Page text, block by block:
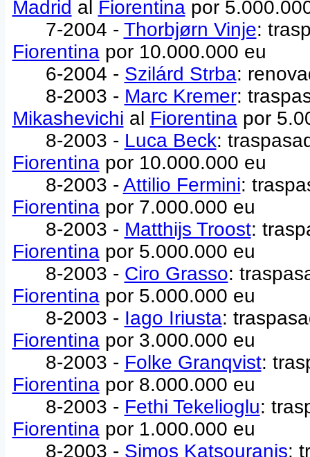
Madrid al Fiorentinapor
7-2004 - Thorbjørn Vinje:
Fiorentinapor 10.000.000 eu
6-2004 - Szilárd Strba:
8-2003 - Marc Kremer:
Mikashevichi al Fiorentinapor
8-2003 - Luca Beck:
Fiorentinapor 10.000.000 eu
8-2003 - Attilio Fermini:
Fiorentinapor 7.000.000 eu
8-2003 - Matthijs Troost:
Fiorentinapor 5.000.000 eu
8-2003 - Ciro Grasso:
Fiorentinapor 5.000.000 eu
8-2003 - Iago Iriusta:
Fiorentinapor 3.000.000 eu
8-2003 - Folke Granqvist:
Fiorentinapor 8.000.000 eu
8-2003 - Fethi Tekelioglu:
Fiorentinapor 1.000.000 eu
8-2003 - Simos Katsouranis: